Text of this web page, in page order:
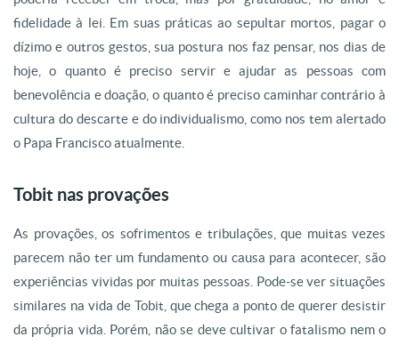
fidelidade à lei. Em suas práticas ao sepultar mortos, pagar o
dízimo e outros gestos, sua postura nos faz pensar, nos dias de
hoje, o quanto é preciso servir e ajudar as pessoas com
benevolência e doação, o quanto é preciso caminhar contrário à
cultura do descarte e do individualismo, como nos tem alertado
o Papa Francisco atualmente.
Tobit nas provações
As provações, os sofrimentos e tribulações, que muitas vezes
parecem não ter um fundamento ou causa para acontecer, são
experiências vividas por muitas pessoas. Pode-se ver situações
similares na vida de Tobit, que chega a ponto de querer desistir
da própria vida. Porém, não se deve cultivar o fatalismo nem o